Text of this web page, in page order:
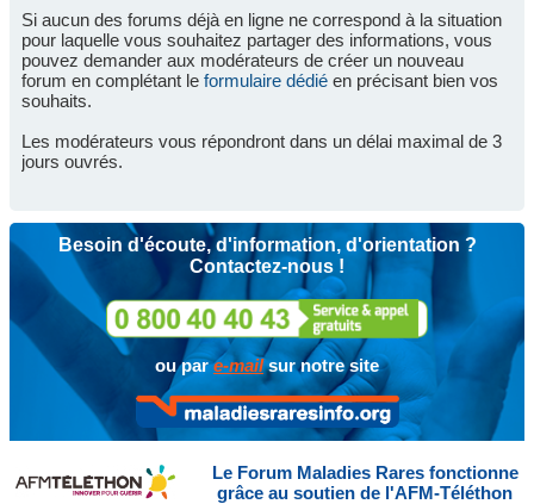
Si aucun des forums déjà en ligne ne correspond à la situation
pour laquelle vous souhaitez partager des informations, vous
pouvez demander aux modérateurs de créer un nouveau
forum en complétant le formulaire dédié en précisant bien vos
souhaits.
Les modérateurs vous répondront dans un délai maximal de 3
jours ouvrés.
Besoin d'écoute, d'information, d'orientation ?
Contactez-nous !
ou pare-mailsur notre site
Le Forum Maladies Rares fonctionne
grâce au soutien de l'AFM-Téléthon